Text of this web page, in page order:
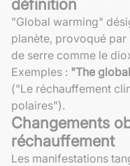
définition
"Global warming"
planète, provoqué
de serre comme le
Exemples : "The
("Le réchauffement
polaires").
Changements
réchauffement
Les manifestations